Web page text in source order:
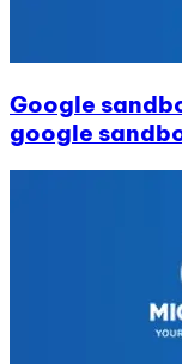
Google
google